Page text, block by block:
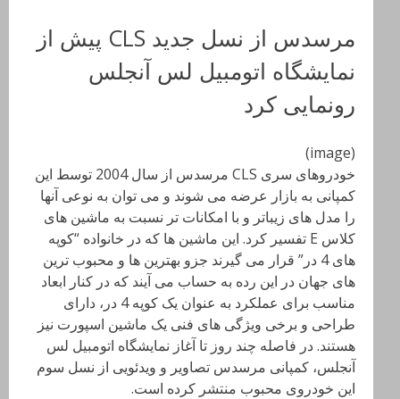
مرسدس از نسل جدید CLS پیش از
نمایشگاه اتومبیل لس آنجلس
رونمایی کرد
خودروهای سری CLS مرسدس از سال 2004 توسط این
کمپانی به بازار عرضه می شوند و می توان به نوعی آنها
را مدل های زیباتر و با امکانات تر نسبت به ماشین های
کلاس E تفسیر کرد. این ماشین ها که در خانواده “کوپه
های 4 در” قرار می گیرند جزو بهترین ها و محبوب ترین
های جهان در این رده به حساب می آیند که در کنار ابعاد
مناسب برای عملکرد به عنوان یک کوپه 4 در، دارای
طراحی و برخی ویژگی های فنی یک ماشین اسپورت نیز
هستند. در فاصله چند روز تا آغاز نمایشگاه اتومبیل لس
آنجلس، کمپانی مرسدس تصاویر و ویدئویی از نسل سوم
این خودروی محبوب منتشر کرده است.